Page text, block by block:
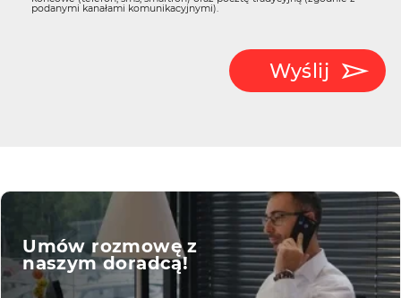
podanymi kanałami komunikacyjnymi).
Wyślij
Umów rozmowę z
naszym doradcą!